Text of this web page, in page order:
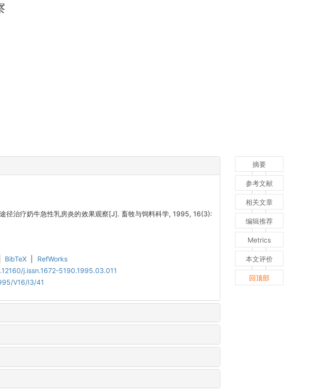
径治疗奶牛急性乳房炎的效果观察[J]. 畜牧与饲料科学, 1995, 16(3):
BibTeX
RefWorks
j.issn.1672-5190.1995.03.011
V16/I3/41
摘要
参考文献
相关文章
编辑推荐
Metrics
本文评价
回顶部